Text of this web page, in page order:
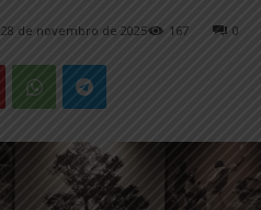
28 de novembro de 2025 0
167